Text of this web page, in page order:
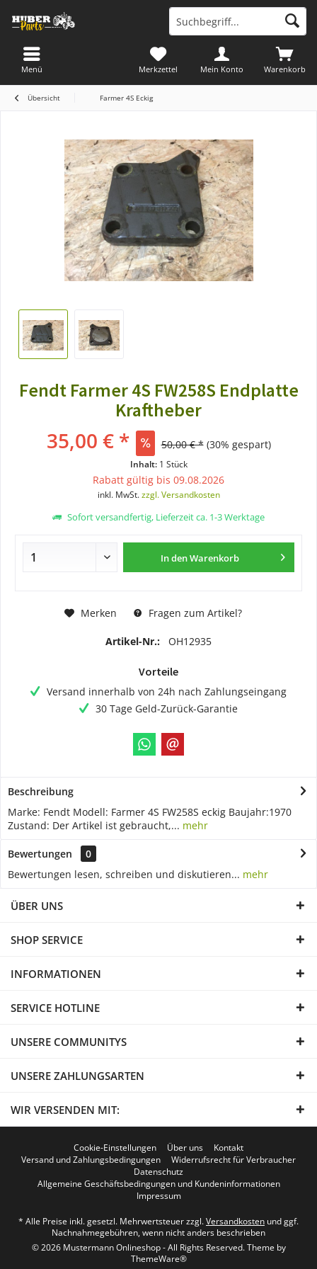
Warenkorb
Merkzettel Mein Konto
Menü
Übersicht Farmer 4S Eckig
Fendt Farmer 4S FW258S Endplatte
Kraftheber
35,00 € * 50,00 € * (30% gespart)
Inhalt: 1 Stück
Rabatt gültig bis 09.08.2026
inkl. MwSt.zzgl. Versandkosten
Sofort versandfertig, Lieferzeit ca. 1-3 Werktage
In denWarenkorb
Merken Fragen zum Artikel?
Artikel-Nr.: OH12935
Vorteile
Versand innerhalb von 24h nach Zahlungseingang
30 Tage Geld-Zurück-Garantie
Beschreibung
Marke: Fendt Modell: Farmer 4S FW258S eckig Baujahr:1970
Zustand: Der Artikel ist gebraucht,... mehr
Bewertungen
0
Bewertungen lesen, schreiben und diskutieren... mehr
ÜBER UNS
SHOP SERVICE
INFORMATIONEN
SERVICE HOTLINE
UNSERE COMMUNITYS
UNSERE ZAHLUNGSARTEN
WIR VERSENDEN MIT:
Cookie-Einstellungen Über uns
Kontakt
Versand und Zahlungsbedingungen
Widerrufsrecht für Verbraucher
Datenschutz
Allgemeine Geschäftsbedingungen und Kundeninformationen
Impressum
* Alle Preise inkl. gesetzl. Mehrwertsteuer zzgl.Versandkosten und ggf.
Nachnahmegebühren, wenn nicht anders beschrieben
© 2026 Mustermann Onlineshop - All Rights Reserved. Theme by
ThemeWare®